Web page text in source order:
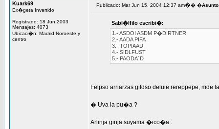
Kuark69
Ex�geta Invertido
Registrado: 18 Jun 2003
Mensajes: 4073
Ubicaci�n: Madrid Noroeste y
centro
Publicado: Mar Jun 15, 2004 12:37 am�� �Asunto
Sabl�lfilo escribi�:
1.- ASDOI ASDM P�DIRTNER
2.- AADA PIFA
3.- TOPIAAD
4.- SIDLFUST
5.- PAODA`D
Felpso arriarzas gildso deluie rereppepe, mde
� Uva la pu�a ?
Arlinja ginja suyama �ico�a :